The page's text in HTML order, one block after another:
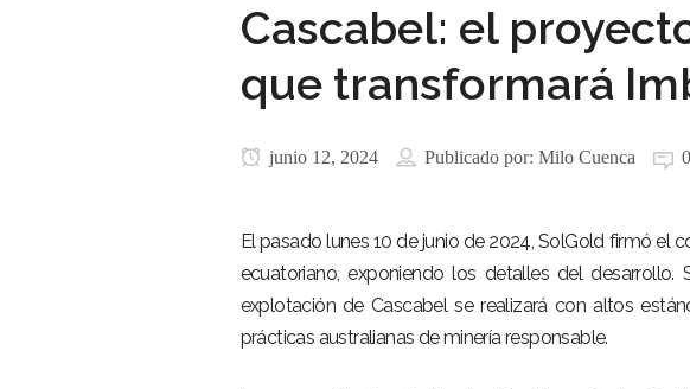
Cascabel: el
que transformará
junio 12, 2024 Publicado por: Milo Cuenca
El pasado lunes 10 de junio de 2024, SolGold firmó
ecuatoriano, exponiendo los detalles del
explotación de Cascabel se realizará con altos
prácticas australianas de minería responsable.